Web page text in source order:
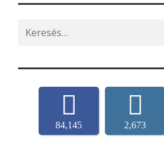
Search
for:
84,145 2,673